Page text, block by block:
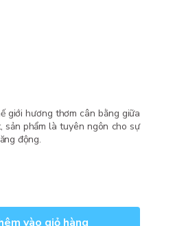
giới hương thơm cân bằng giữa
phẩm là tuyên ngôn cho sự
động.
vào giỏ hàng